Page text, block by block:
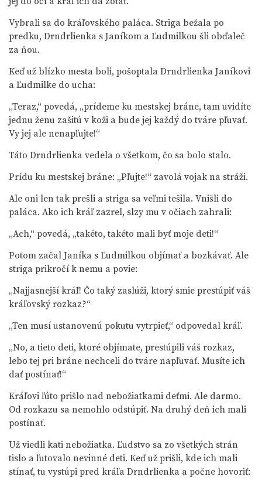
Vybrali sa do kráľovského paláca. Striga bežala po
predku, Drndrlienka s Janíkom a Ľudmilkou šli obďaleč
za ňou.
Keď už blízko mesta boli, pošoptala Drndrlienka Janíkovi
a Ľudmilke do ucha:
„Teraz,“ povedá, „prídeme ku mestskej bráne, tam uvidíte
jednu ženu zašitú v koži a bude jej každý do tváre pľuvať.
Vy jej ale nenapľujte!“
Táto Drndrlienka vedela o všetkom, čo sa bolo stalo.
Prídu ku mestskej bráne: „Pľujte!“ zavolá vojak na stráži.
Ale oni len tak prešli a striga sa veľmi tešila. Vnišli do
paláca. Ako ich kráľ zazrel, slzy mu v očiach zahrali:
„Ach,“ povedá, „takéto, takéto mali byť moje deti!“
Potom začal Janíka s Ľudmilkou objímať a bozkávať. Ale
striga prikročí k nemu a povie:
„Najjasnejší kráľ! Čo taký zaslúži, ktorý smie prestúpiť váš
kráľovský rozkaz?“
„Ten musí ustanovenú pokutu vytrpieť,“ odpovedal kráľ.
„No, a tieto deti, ktoré objímate, prestúpili váš rozkaz,
lebo tej pri bráne nechceli do tváre napľuvať. Musíte ich
dať postínať!“
Kráľovi ľúto prišlo nad nebožiatkami deťmi. Ale darmo.
Od rozkazu sa nemohlo odstúpiť. Na druhý deň ich mali
postínať.
Už viedli kati nebožiatka. Ľudstvo sa zo všetkých strán
tislo a ľutovalo nevinné deti. Keď už prišli, kde ich mali
stínať, tu vystúpi pred kráľa Drndrlienka a počne hovoriť: